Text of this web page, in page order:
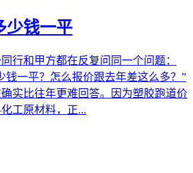
少钱一平
行和甲方都在反复问同一个问题：
钱一平？怎么报价跟去年差这么多？”
实比往年更难回答。因为塑胶跑道价
工原材料，正...